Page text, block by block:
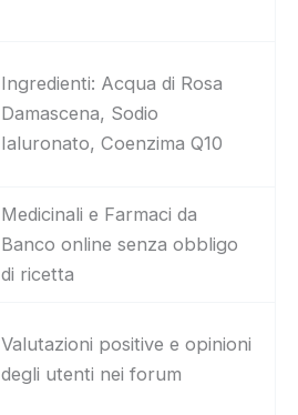
Ingredienti: Acqua di Rosa
Damascena, Sodio
Ialuronato, Coenzima Q10
Medicinali e Farmaci da
Banco online senza obbligo
di ricetta
Valutazioni positive e opinioni
degli utenti nei forum